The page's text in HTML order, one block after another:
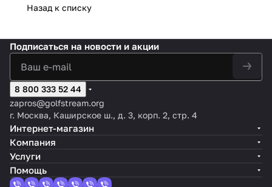
Назад к списку
Подписаться на новости и акции
8 800 333 52 44
zapros@golfstream.org
г. Москва, Каширское ш., д. 3, корп. 2, стр. 4
Интернет-магазин
Компания
Услуги
Помощь